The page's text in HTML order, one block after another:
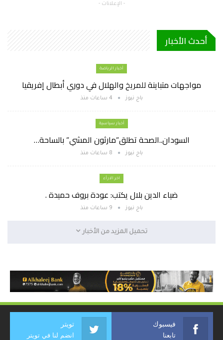
- الإعلانات -
أحدث الأخبار
أخبار الرياضة
مواجهات متباينة للمريخ والهلال في دوري أبطال إفريقيا
باج نيوز 4 ساعات منذ
أخبار سياسية
السودان..الصحة تطلق”مارثون المشي” بالساحة…
باج نيوز 8 ساعات منذ
اخر الارأء
ضياء الدين بلال يكتب: عودة بروف حميدة .
باج نيوز 9 ساعات منذ
تحميل المزيد من الأخبار
فيسبوك
تابعنا
تويتر
انضم لنا في تويتر